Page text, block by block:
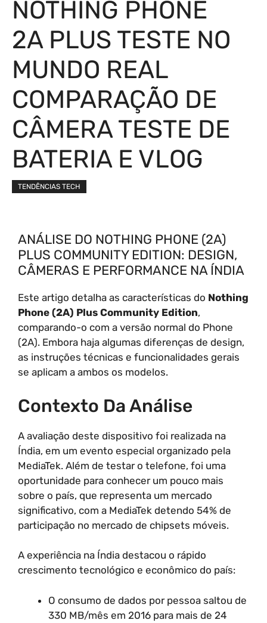
NOTHING PHONE
2A PLUS TESTE NO
MUNDO REAL
COMPARAÇÃO DE
CÂMERA TESTE DE
BATERIA E VLOG
TENDÊNCIAS TECH
ANÁLISE DO NOTHING PHONE (2A)
PLUS COMMUNITY EDITION: DESIGN,
CÂMERAS E PERFORMANCE NA ÍNDIA
Este artigo detalha as características do Nothing
Phone (2A) Plus Community Edition,
comparando-o com a versão normal do Phone
(2A). Embora haja algumas diferenças de design,
as instruções técnicas e funcionalidades gerais
se aplicam a ambos os modelos.
Contexto Da Análise
A avaliação deste dispositivo foi realizada na
Índia, em um evento especial organizado pela
MediaTek. Além de testar o telefone, foi uma
oportunidade para conhecer um pouco mais
sobre o país, que representa um mercado
significativo, com a MediaTek detendo 54% de
participação no mercado de chipsets móveis.
A experiência na Índia destacou o rápido
crescimento tecnológico e econômico do país:
O consumo de dados por pessoa saltou de
330 MB/mês em 2016 para mais de 24